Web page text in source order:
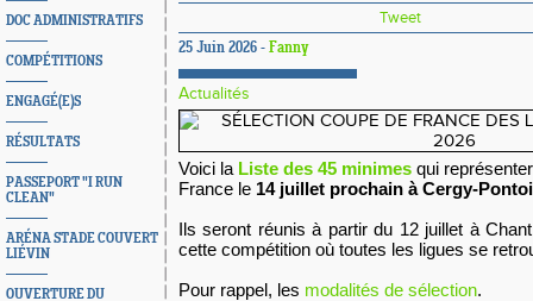
DOC ADMINISTRATIFS
COMPÉTITIONS
ENGAGÉ(E)S
RÉSULTATS
PASSEPORT "I RUN
CLEAN"
ARÉNA STADE COUVERT
LIÉVIN
OUVERTURE DU
Tweet
25 Juin 2026 - Fanny
Actualités
Voici la Liste des 45 minimes qui
France le 14 juillet prochain à Cergy-
Ils seront réunis à partir du 12 juillet à
cette compétition où toutes les ligues se
Pour rappel, les modalités de sélection.